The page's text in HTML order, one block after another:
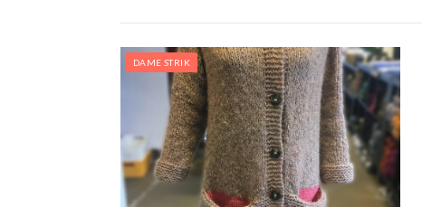
DAME STRIK